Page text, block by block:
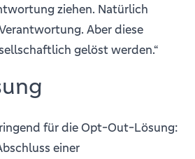
ziehen. Natürlich
Aber diese
gelöst werden.“
für die Opt-Out-Lösung:
einer